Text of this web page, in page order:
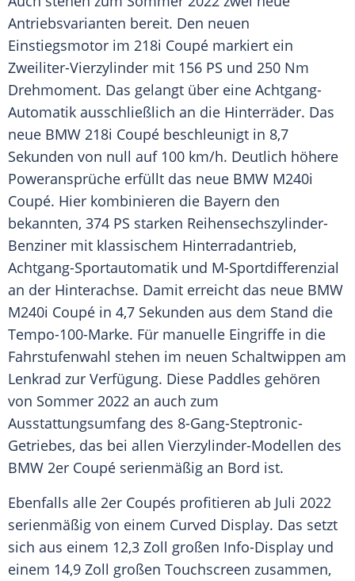
Antriebsvarianten bereit. Den neuen
Einstiegsmotor im 218i Coupé markiert ein
Zweiliter-Vierzylinder mit 156 PS und 250 Nm
Drehmoment. Das gelangt über eine Achtgang-
Automatik ausschließlich an die Hinterräder. Das
neue BMW 218i Coupé beschleunigt in 8,7
Sekunden von null auf 100 km/h. Deutlich höhere
Poweransprüche erfüllt das neue BMW M240i
Coupé. Hier kombinieren die Bayern den
bekannten, 374 PS starken Reihensechszylinder-
Benziner mit klassischem Hinterradantrieb,
Achtgang-Sportautomatik und M-Sportdifferenzial
an der Hinterachse. Damit erreicht das neue BMW
M240i Coupé in 4,7 Sekunden aus dem Stand die
Tempo-100-Marke. Für manuelle Eingriffe in die
Fahrstufenwahl stehen im neuen Schaltwippen am
Lenkrad zur Verfügung. Diese Paddles gehören
von Sommer 2022 an auch zum
Ausstattungsumfang des 8-Gang-Steptronic-
Getriebes, das bei allen Vierzylinder-Modellen des
BMW 2er Coupé serienmäßig an Bord ist.
Ebenfalls alle 2er Coupés profitieren ab Juli 2022
serienmäßig von einem Curved Display. Das setzt
sich aus einem 12,3 Zoll großen Info-Display und
einem 14,9 Zoll großen Touchscreen zusammen,